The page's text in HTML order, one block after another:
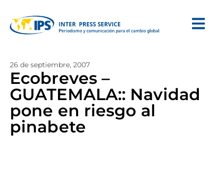
26 de septiembre, 2007
Ecobreves –
GUATEMALA:: Navidad
pone en riesgo al
pinabete